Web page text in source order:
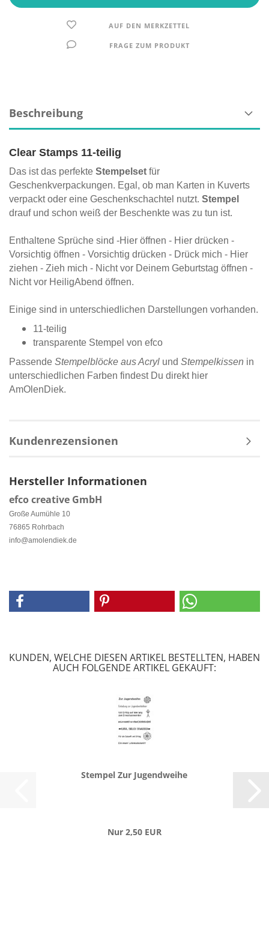
AUF DEN MERKZETTEL
FRAGE ZUM PRODUKT
Beschreibung
Clear Stamps 11-teilig
Das ist das perfekte Stempelset für
Geschenkverpackungen. Egal, ob man Karten in Kuverts
verpackt oder eine Geschenkschachtel nutzt. Stempel
drauf und schon weiß der Beschenkte was zu tun ist.
Enthaltene Sprüche sind -Hier öffnen - Hier drücken -
Vorsichtig öffnen - Vorsichtig drücken - Drück mich - Hier
ziehen - Zieh mich - Nicht vor Deinem Geburtstag öffnen -
Nicht vor HeiligAbend öffnen.
Einige sind in unterschiedlichen Darstellungen vorhanden.
11-teilig
transparente Stempel von efco
Passende Stempelblöcke aus Acryl und Stempelkissen in
unterschiedlichen Farben findest Du direkt hier
AmOlenDiek.
Kundenrezensionen
Hersteller Informationen
efco creative GmbH
Große Aumühle 10
76865 Rohrbach
info@amolendiek.de
KUNDEN, WELCHE DIESEN ARTIKEL BESTELLTEN, HABEN
AUCH FOLGENDE ARTIKEL GEKAUFT:
Stem­pel Zur Ju­gend­wei­he
Nur 2,50 EUR